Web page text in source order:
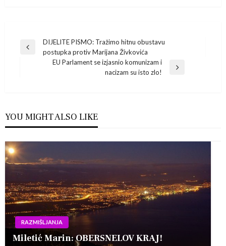
Navigacija
objava
Previous
DIJELITE PISMO: Tražimo hitnu obustavu
postupka protiv Marijana Živkovića
EU Parlament se izjasnio komunizam i
nacizam su isto zlo!
YOU MIGHT ALSO LIKE
RAZMIŠLJANJA
Miletić Marin: OBERSNELOV KRAJ!